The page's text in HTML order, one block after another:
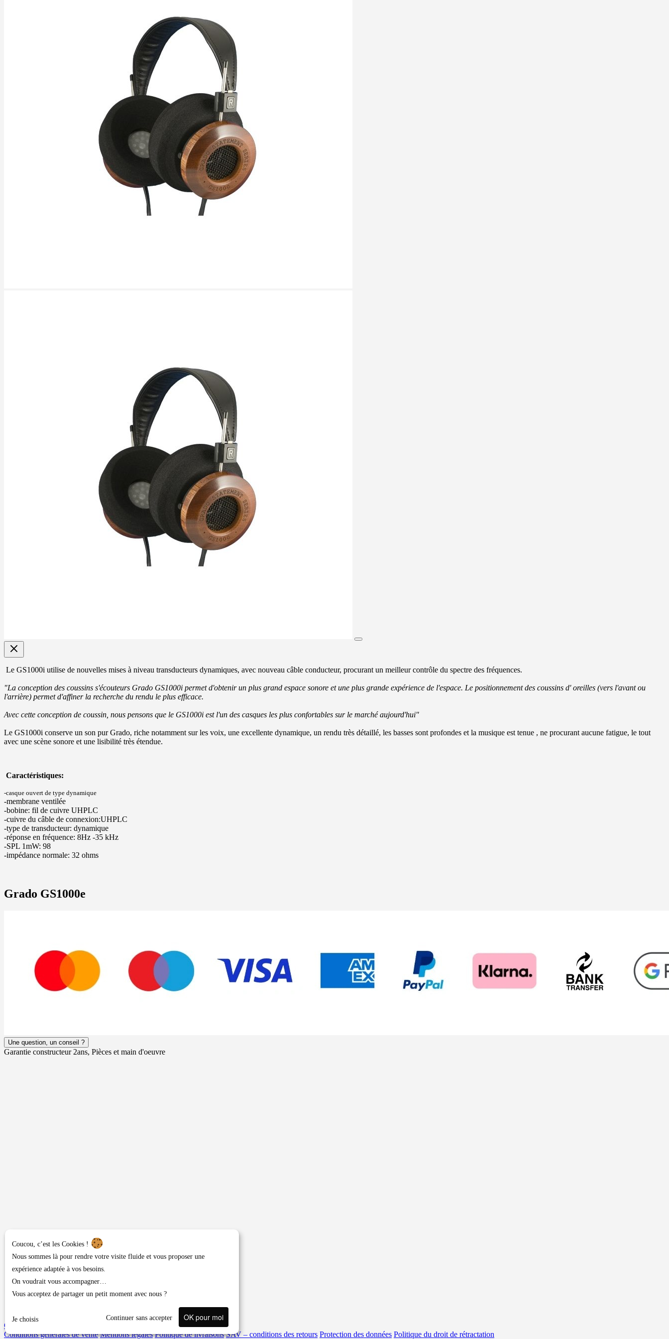
Le GS1000i utilise de nouvelles mises à niveau transducteurs dynamiques, avec nouveau câble conducteur, procurant un meilleur contrôle du spectre des fréquences.
"La conception des coussins s'écouteurs Grado GS1000i permet d'obtenirun plus grand espace sonore et une plus grande expérience de l'espace. Le positionnementdes coussins d'oreilles (vers l'avant ou
l'arrière) permet d'affinerla recherche du rendu le plus efficace.
Avec cette conception de coussin nous pensons que le GS1000i est l'un des casques les plus confortables sur le marché aujourd'hui"
Le GS1000i conserve un son pur Grado, riche notamment sur les voix, une excellente dynamique, un rendu très détaillé, les basses sont profondes et la musique est tenue , ne procurant aucune fatigue, le tout
avec une scène sonore et une lisibilité très étendue.
Caractéristiques:
-casque ouvert de type dynamique
-membrane ventilée
-bobine: fil de cuivre UHPLC
-cuivre du câble de connexion:UHPLC
-type de transducteur: dynamique
-réponse en fréquence: 8Hz -35 kHz
-SPL 1mW: 98
-impédance normale: 32 ohms
Grado GS1000e
Une question, un conseil ?
Garantie constructeur 2ans, Pièces et main d'oeuvre
Contact ou demandes diverses
Conditions générales de vente Mentions légales Politique de livraisons SAV – conditions des retours Protection des données Politique du droit de rétractation
Coucou, c’est les Cookies !
Nous sommes là pour rendre votre visite fluide et vous proposer une
expérience adaptée à vos besoins.
On voudrait vous accompagner…
Vous acceptez de partager un petit moment avec nous ?
Je choisis Continuer sans accepter OK pour moi